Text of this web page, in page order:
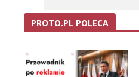
PROTO.PL POLECA